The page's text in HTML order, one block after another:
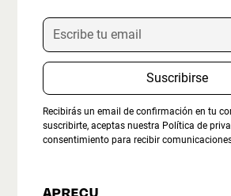
Recibirás un email de confirmación en tu
suscribirte, aceptas nuestra Política de
consentimiento para recibir comunicaciones